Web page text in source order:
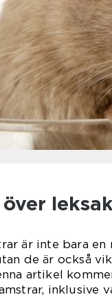
är inte bara
de är också
artikel
inklusive